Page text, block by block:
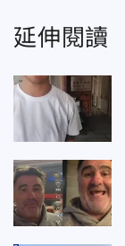
延伸閱讀